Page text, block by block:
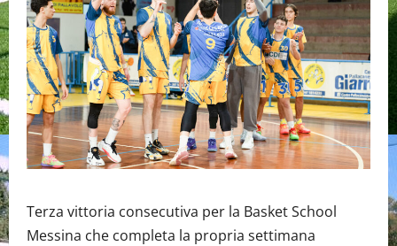
Terza vittoria consecutiva per la Basket School
Messina che completa la propria settimana